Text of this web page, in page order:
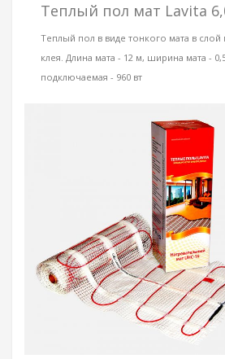
Теплый пол мат Lavita
Теплый пол в виде тонкого мата в слой
клея. Длина мата - 12 м, ширина мата -
подключаемая - 960 вт